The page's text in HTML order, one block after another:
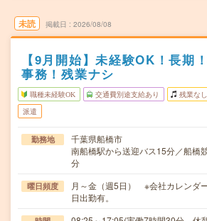
未読 掲載日 2026/08/08
【9月開始】未経験OK！長期
事務！残業ナシ
職種未経験OK 交通費別途支給あり 残業なし
派遣
勤務地
千葉県船橋市
南船橋駅から送迎バス15分／船橋
分
曜日頻度
月～金（週5日） ※会社カレンダ
日出勤有。